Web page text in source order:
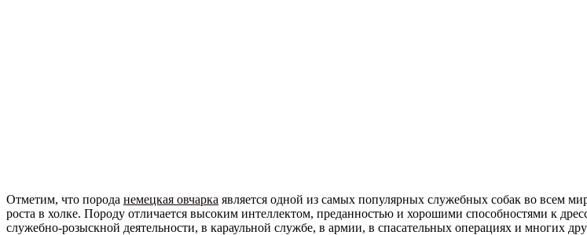
Отметим, что порода немецкая овчарка является одной из самых популярных служебных собак во всем
роста в холке. Породу отличается высоким интеллектом, преданностью и хорошими способностями к
служебно-розыскной деятельности, в караульной службе, в армии, в спасательных операциях и многих